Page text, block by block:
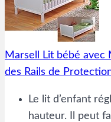
Marsell Lit bébé avec
des Rails de
Le lit d’enfant
hauteur. Il peut